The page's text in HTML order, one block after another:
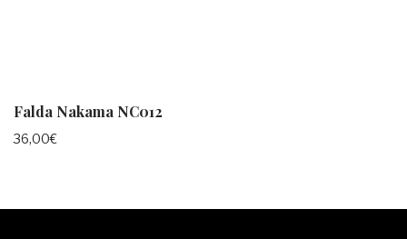
Falda Nakama NC012
36,00€